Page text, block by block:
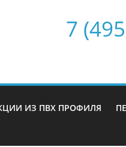
7
ИЗ ПВХ ПРОФИЛЯ